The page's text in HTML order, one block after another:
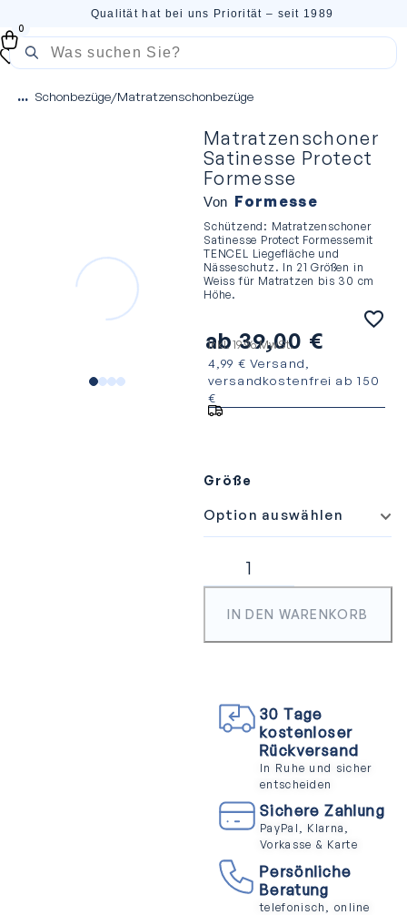
Qualität hat bei uns Priorität – seit 1989
0
... Schonbezüge/Matratzenschonbezüge
Matratzenschoner
Satinesse Protect
Formesse
Von Formesse
Schützend: Matratzenschoner
Satinesse Protect Formessemit
TENCEL Liegefläche und
Nässeschutz. In 21 Größen in
Weiss für Matratzen bis 30 cm
Höhe.
ab39,00 €
inkl. 19 % MwSt.
4,99 € Versand,
versandkostenfrei ab 150
€
Größe
IN DEN WARENKORB
30 Tage
kostenloser
Rückversand
In Ruhe und sicher
entscheiden
Sichere Zahlung
PayPal, Klarna,
Vorkasse & Karte
Persönliche
Beratung
telefonisch, online